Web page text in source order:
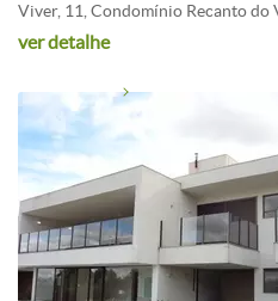
Viver, 11, Condomínio Recanto do
ver detalhe